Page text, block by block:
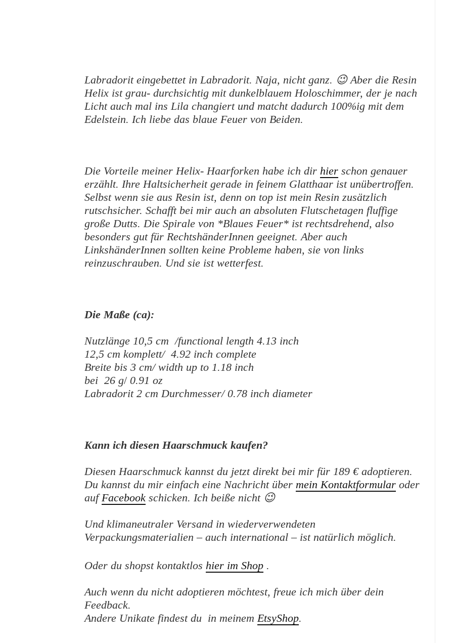
Labradorit eingebettet in Labradorit. Naja, nicht ganz. 😉 Aber die Resin
Helix ist grau- durchsichtig mit dunkelblauem Holoschimmer, der je nach
Licht auch mal ins Lila changiert und matcht dadurch 100%ig mit dem
Edelstein. Ich liebe das blaue Feuer von Beiden.
Die Vorteile meiner Helix- Haarforken habe ich dir hier schon genauer
erzählt. Ihre Haltsicherheit gerade in feinem Glatthaar ist unübertroffen.
Selbst wenn sie aus Resin ist, denn on top ist mein Resin zusätzlich
rutschsicher. Schafft bei mir auch an absoluten Flutschetagen fluffige
große Dutts. Die Spirale von *Blaues Feuer* ist rechtsdrehend, also
besonders gut für RechtshänderInnen geeignet. Aber auch
LinkshänderInnen sollten keine Probleme haben, sie von links
reinzuschrauben. Und sie ist wetterfest.
Die Maße (ca):
Nutzlänge 10,5 cm /functional length 4.13 inch
12,5 cm komplett/ 4.92 inch complete
Breite bis 3 cm/ width up to 1.18 inch
bei 26 g/ 0.91 oz
Labradorit 2 cm Durchmesser/ 0.78 inch diameter
Kann ich diesen Haarschmuck kaufen?
Diesen Haarschmuck kannst du jetzt direkt bei mir für 189 € adoptieren.
Du kannst du mir einfach eine Nachricht über mein Kontaktformular oder
aufFacebook schicken. Ich beiße nicht 😉
Und klimaneutraler Versand in wiederverwendeten
Verpackungsmaterialien – auch international – ist natürlich möglich.
Oder du shopst kontaktlos hier im Shop .
Auch wenn du nicht adoptieren möchtest, freue ich mich über dein
Feedback.
Andere Unikate findest du in meinemEtsyShop.